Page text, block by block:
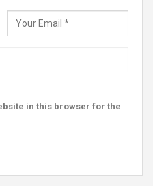
in this browser for the